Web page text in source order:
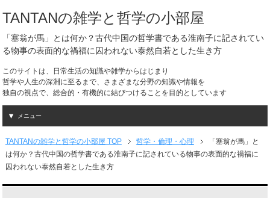
TANTANの雑学と哲学の小部屋
「塞翁が馬」とは何か？古代中国の哲学書である淮南子に記されてい
る物事の表面的な禍福に囚われない泰然自若とした生き方
このサイトは、日常生活の知識や雑学からはじまり
哲学や人生の深淵に至るまで、さまざまな分野の知識や情報を
独自の視点で、総合的・有機的に結びつけることを目的としています
メニュー
TANTANの雑学と哲学の小部屋 TOP 哲学・倫理・心理
「塞翁が馬」と
は何か？古代中国の哲学書である淮南子に記されている物事の表面的な禍福に
囚われない泰然自若とした生き方